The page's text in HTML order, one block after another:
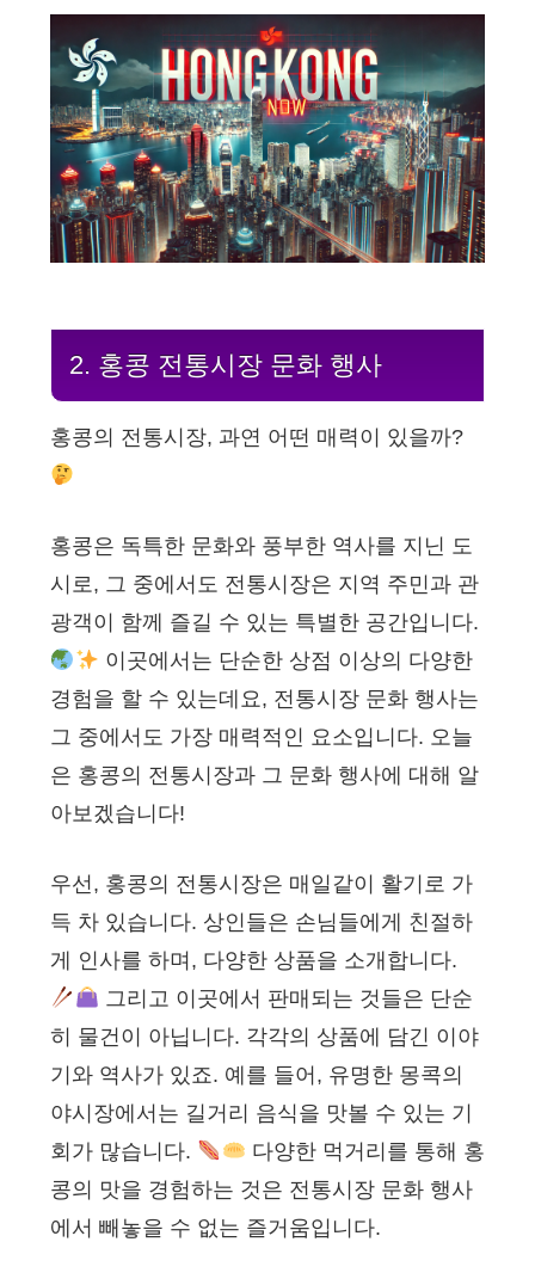
2. 홍콩 전통시장 문화 행사
홍콩의 전통시장, 과연 어떤 매력이 있을까?
홍콩은 독특한 문화와 풍부한 역사를 지닌 도
시로, 그 중에서도 전통시장은 지역 주민과 관
광객이 함께 즐길 수 있는 특별한 공간입니다.
이곳에서는 단순한 상점 이상의 다양한
경험을 할 수 있는데요, 전통시장 문화 행사는
그 중에서도 가장 매력적인 요소입니다. 오늘
은 홍콩의 전통시장과 그 문화 행사에 대해 알
아보겠습니다!
우선, 홍콩의 전통시장은 매일같이 활기로 가
득 차 있습니다. 상인들은 손님들에게 친절하
게 인사를 하며, 다양한 상품을 소개합니다.
그리고 이곳에서 판매되는 것들은 단순
히 물건이 아닙니다. 각각의 상품에 담긴 이야
기와 역사가 있죠. 예를 들어, 유명한 몽콕의
야시장에서는 길거리 음식을 맛볼 수 있는 기
회가 많습니다.
다양한 먹거리를 통해 홍
콩의 맛을 경험하는 것은 전통시장 문화 행사
에서 빼놓을 수 없는 즐거움입니다.